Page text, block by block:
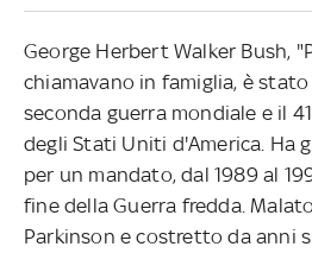
George Herbert Walker Bush,
chiamavano in famiglia, è
seconda guerra mondiale e il
degli Stati Uniti d'America. Ha
per un mandato, dal 1989 al
fine della Guerra fredda.
Parkinson e costretto da anni